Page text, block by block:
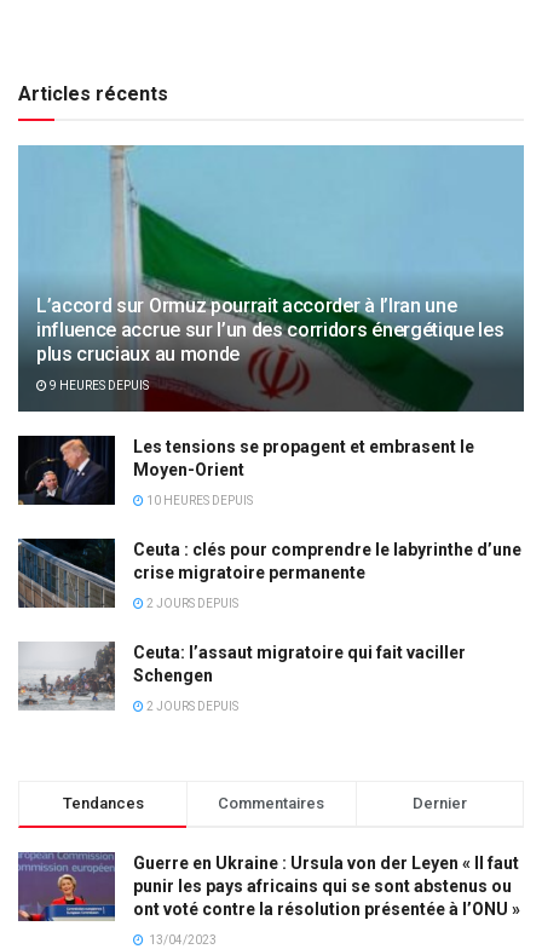
Articles récents
L’accord sur Ormuz pourrait accorder à l’Iran une
influence accrue sur l’un des corridors énergétique les
plus cruciaux au monde
9 HEURES DEPUIS
Les tensions se propagent et embrasent le
Moyen-Orient
10 HEURES DEPUIS
Ceuta : clés pour comprendre le labyrinthe d’une
crise migratoire permanente
2 JOURS DEPUIS
Ceuta: l’assaut migratoire qui fait vaciller
Schengen
2 JOURS DEPUIS
Tendances Commentaires Dernier
Guerre en Ukraine : Ursula von der Leyen « Il faut
punir les pays africains qui se sont abstenus ou
ont voté contre la résolution présentée à l’ONU »
13/04/2023